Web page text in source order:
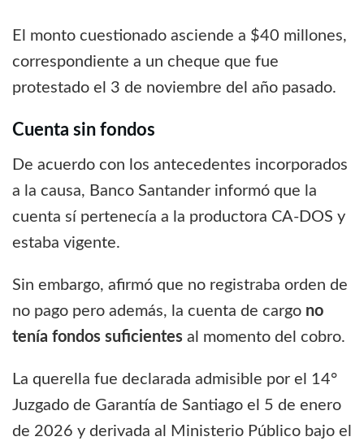
El monto cuestionado asciende a $40 millones,
correspondiente a un cheque que fue
protestado el 3 de noviembre del año pasado.
Cuenta sin fondos
De acuerdo con los antecedentes incorporados
a la causa, Banco Santander informó que la
cuenta sí pertenecía a la productora CA-DOS y
estaba vigente.
Sin embargo, afirmó que no registraba orden de
no pago pero además, la cuenta de cargo no
tenía fondos suficientes al momento del cobro.
La querella fue declarada admisible por el 14°
Juzgado de Garantía de Santiago el 5 de enero
de 2026 y derivada al Ministerio Público bajo el